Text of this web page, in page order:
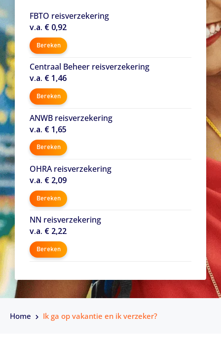
FBTO reisverzekering
v.a. € 0,92
Bereken
Centraal Beheer reisverzekering
v.a. € 1,46
Bereken
ANWB reisverzekering
v.a. € 1,65
Bereken
OHRA reisverzekering
v.a. € 2,09
Bereken
NN reisverzekering
v.a. € 2,22
Bereken
Home Ik ga op vakantie en ik verzeker?